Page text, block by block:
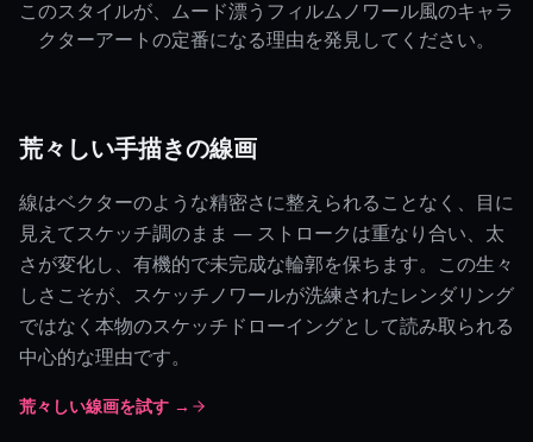
このスタイルが、ムード漂うフィルムノワール風のキャラ
クターアートの定番になる理由を発見してください。
荒々しい手描きの線画
線はベクターのような精密さに整えられることなく、目に
見えてスケッチ調のまま — ストロークは重なり合い、太
さが変化し、有機的で未完成な輪郭を保ちます。この生々
しさこそが、スケッチノワールが洗練されたレンダリング
ではなく本物のスケッチドローイングとして読み取られる
中心的な理由です。
荒々しい線画を試す →